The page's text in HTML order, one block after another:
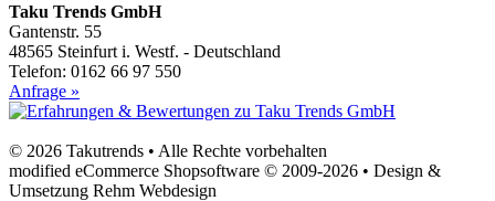
Taku Trends GmbH
Gantenstr. 55
48565 Steinfurt i. Westf. - Deutschland
Telefon: 0162 66 97 550
Anfrage »
© 2026 Takutrends • Alle Rechte vorbehalten
modified eCommerce Shopsoftware © 2009-2026 • Design &
Umsetzung Rehm Webdesign